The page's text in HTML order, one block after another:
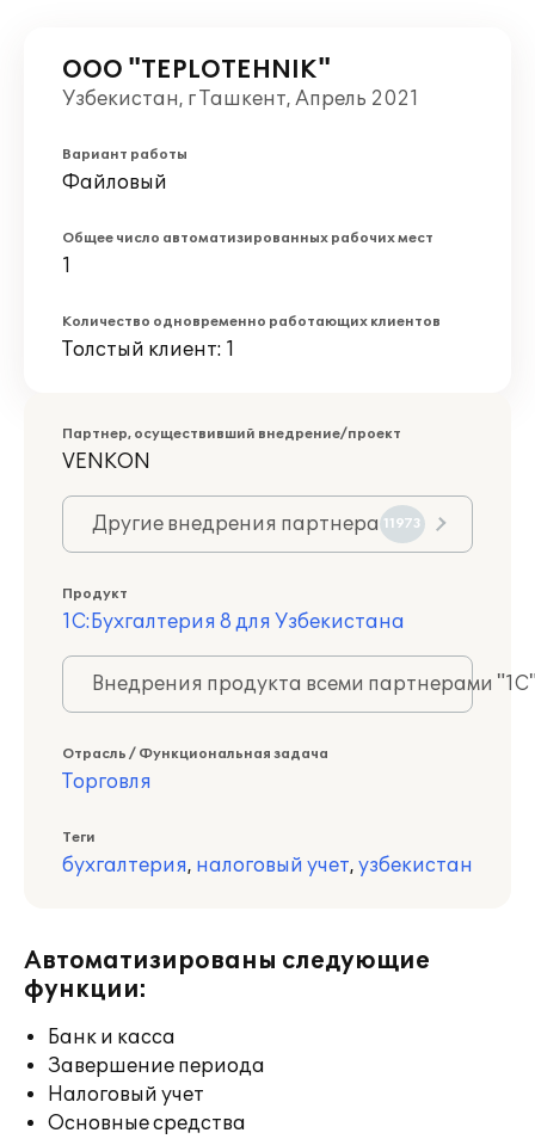
ООО "TEPLOTEHNIK"
Узбекистан, г Ташкент, Апрель 2021
Вариант работы
Файловый
Общее число автоматизированных рабочих мест
1
Количество одновременно работающих клиентов
Толстый клиент: 1
Партнер, осуществивший внедрение/проект
VENKON
Другие внедрения партнера 11973
Продукт
1С:Бухгалтерия 8 для Узбекистана
Внедрения продукта всеми партнерами
Отрасль / Функциональная задача
Торговля
Теги
бухгалтерия, налоговый учет, узбекистан
Автоматизированы следующие
функции:
Банк и касса
Завершение периода
Налоговый учет
Основные средства